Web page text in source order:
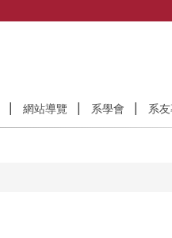
網站導覽 系學會 系